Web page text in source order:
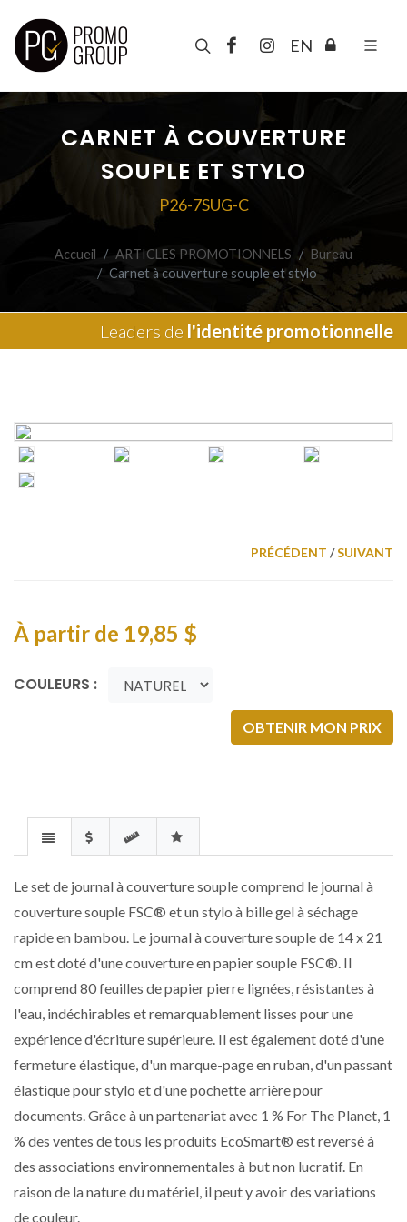
EN
CARNET À COUVERTURE
SOUPLE ET STYLO
P26-7SUG-C
Accueil ARTICLES PROMOTIONNELS
Bureau
Carnet à couverture souple et stylo
Leaders de l'identité promotionnelle
PRÉCÉDENT /SUIVANT
À partir de 19,85 $
COULEURS :
OBTENIR MON PRIX
Le set de journal à couverture souple comprend le journal à
couverture souple FSC® et un stylo à bille gel à séchage
rapide en bambou. Le journal à couverture souple de 14 x 21
cm est doté d'une couverture en papier souple FSC®. Il
comprend 80 feuilles de papier pierre lignées, résistantes à
l'eau, indéchirables et remarquablement lisses pour une
expérience d'écriture supérieure. Il est également doté d'une
fermeture élastique, d'un marque-page en ruban, d'un passant
élastique pour stylo et d'une pochette arrière pour
documents. Grâce à un partenariat avec 1 % For The Planet, 1
% des ventes de tous les produits EcoSmart® est reversé à
des associations environnementales à but non lucratif. En
raison de la nature du matériel, il peut y avoir des variations
de couleur.